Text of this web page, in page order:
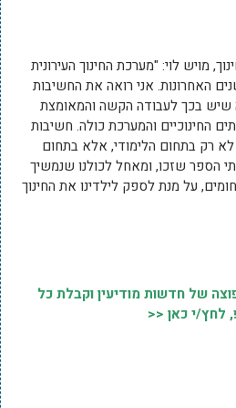
מויש לוי: "מערכת החינוך העירונית
האחרונות. אני רואה את החשיבות
בכך לעבודה הקשה והמאומצת
החינוכיים והמערכת כולה. חשיבות
לא רק בתחום הלימודי, אלא בתחום
הספר שזכו, ומאחל לכולנו שנמשיך
על מנת לספק לילדינו את החינוך
של חדשות מודיעין וקבלת כל
לחץ/י כאן <<